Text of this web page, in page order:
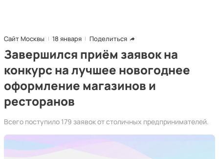
Сайт Москвы 18 января Поделиться
Завершился приём заявок на
конкурс на лучшее новогоднее
оформление магазинов и
ресторанов
Всего поступило 179 заявок от столичных предпринимателей.